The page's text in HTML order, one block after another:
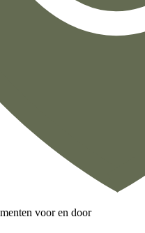
voor en door